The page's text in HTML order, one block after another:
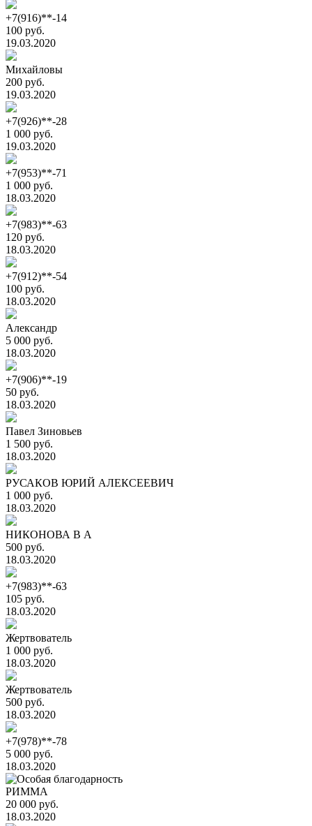
+7(916)**-14
100 руб.
19.03.2020
Михайловы
200 руб.
19.03.2020
+7(926)**-28
1 000 руб.
19.03.2020
+7(953)**-71
1 000 руб.
18.03.2020
+7(983)**-63
120 руб.
18.03.2020
+7(912)**-54
100 руб.
18.03.2020
Александр
5 000 руб.
18.03.2020
+7(906)**-19
50 руб.
18.03.2020
Павел Зиновьев
1 500 руб.
18.03.2020
РУСАКОВ ЮРИЙ АЛЕКСЕЕВИЧ
1 000 руб.
18.03.2020
НИКОНОВА В А
500 руб.
18.03.2020
+7(983)**-63
105 руб.
18.03.2020
Жертвователь
1 000 руб.
18.03.2020
Жертвователь
500 руб.
18.03.2020
+7(978)**-78
5 000 руб.
18.03.2020
РИММА
20 000 руб.
18.03.2020